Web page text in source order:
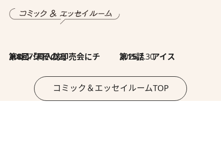
2026.7.30
第8回「同人誌即売会にチャレンジ その2」 2026.7.30
第15話 アイス
コミック＆エッセイルームTOP